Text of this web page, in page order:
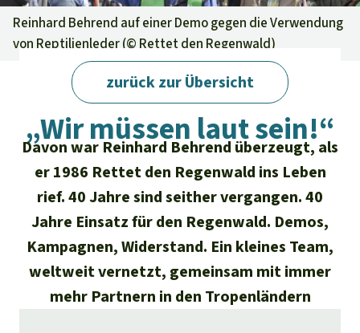
Informieren
Aktuelles
Erfolge
Alle News
Kids
Newsletter­anmeldung
Der Regenwald
Klima
Biodiversität
Palmöl
Regenwald Report
Aktuelle Ausgabe
01/2026
04/2025
03/2025
Erfolge
Shop
Überuns
Über uns
Der Verein
40 Jahre Vereins­geschichte
Medien
Presse
Suche
Deutsch
Dringender Spendenaufruf
Regenwald-Urkunden
Fragen & Antworten
Testament
SpendenkontoRettet den
Regenwald e. V.
DE114306096720250541 00
GENODEM1GLS
GLS Bank
Reinhard Behrend auf einer Demo gegen die Verwendung
von Reptilienleder (© Rettet den Regenwald)
zurück zur Übersicht
Regenwald Report 02/2026
„Wir müssen laut sein!“
Davon war Reinhard Behrend überzeugt, als
er 1986 Rettet den Regenwald ins Leben
rief. 40 Jahre sind seither vergangen. 40
Jahre Einsatz für den Regenwald. Demos,
Kampagnen, Widerstand. Ein kleines Team,
weltweit vernetzt, gemeinsam mit immer
mehr Partnern in den Tropenländern